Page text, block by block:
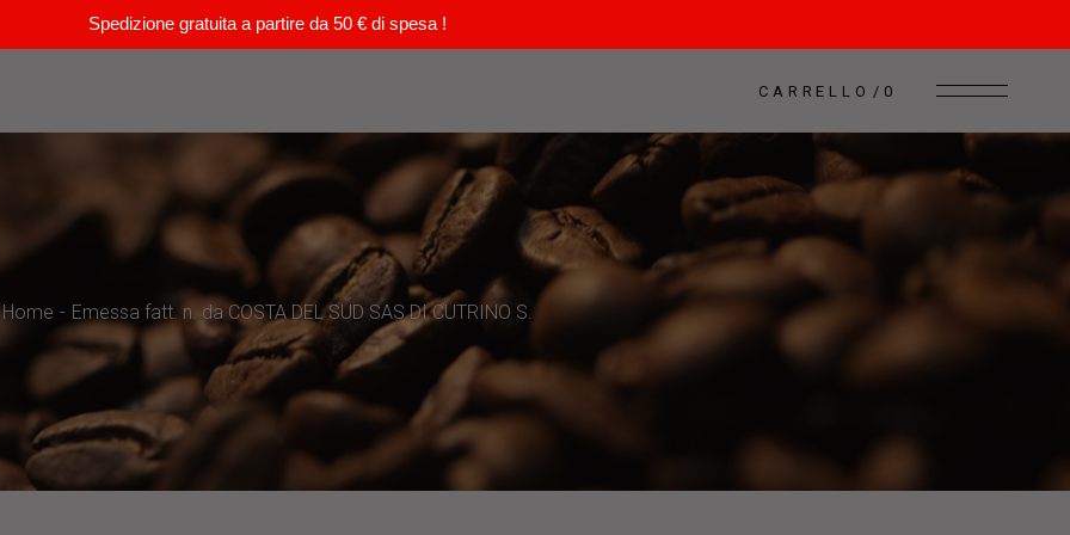
Spedizione gratuita a partire da 50 € di spesa !
CARRELLO 0
Home Emessa fatt. n. da COSTA DEL SUD SAS DI CUTRINO S.